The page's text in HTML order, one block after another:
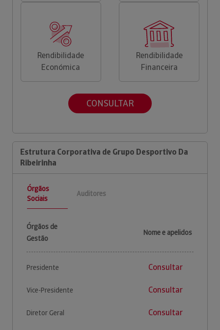
Rendibilidade
Económica
Rendibilidade
Financeira
CONSULTAR
Estrutura Corporativa de Grupo Desportivo Da
Ribeirinha
Órgãos
Sociais
Auditores
Órgãos de
Gestão
Nome e apelidos
Presidente Consultar
Vice-Presidente Consultar
Diretor Geral Consultar